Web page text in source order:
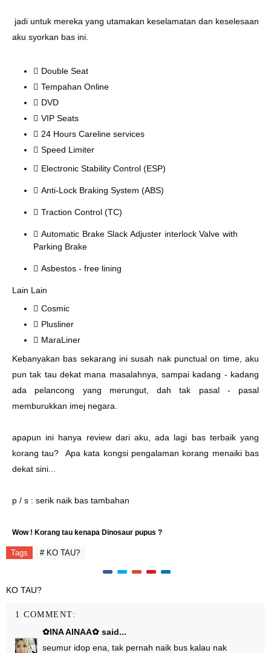
jadi untuk mereka yang utamakan keselamatan dan keselesaan
aku syorkan bas ini.
Double Seat
Tempahan Online
DVD
VIP Seats
24 Hours Careline services
Speed Limiter
Electronic Stability Control (ESP)
Anti-Lock Braking System (ABS)
Traction Control (TC)
Automatic Brake Slack Adjuster interlock Valve with
Parking Brake
Asbestos - free lining
Lain Lain
Cosmic
Plusliner
MaraLiner
Kebanyakan bas sekarang ini susah nak punctual on time, aku
pun tak tau dekat mana masalahnya, sampai kadang - kadang
ada pelancong yang merungut, dah tak pasal - pasal
memburukkan imej negara.
apapun ini hanya review dari aku, ada lagi bas terbaik yang
korang tau? Apa kata kongsi pengalaman korang menaiki bas
dekat sini...
p / s : serik naik bas tambahan
Wow ! Korang tau kenapa Dinosaur pupus ?
Tags # KO TAU?
KO TAU?
1 COMMENT:
✿INA AINAA✿ said...
seumur idop ena, tak pernah naik bus kalau nak